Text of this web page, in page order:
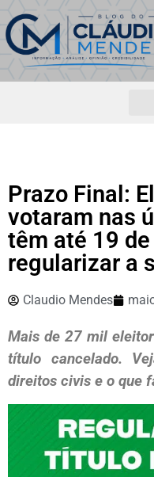
Prazo Final:
votaram nas
têm até 19
regularizar a
Claudio Mendes
Mais de 27 mil
título cancelado.
direitos civis e o que